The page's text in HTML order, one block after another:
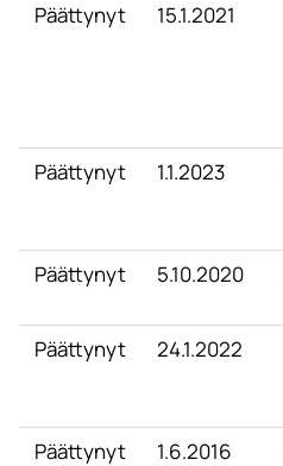
Päättynyt
15.1.2021
Päättynyt
1.1.2023
Päättynyt
5.10.2020
Päättynyt
24.1.2022
Päättynyt
1.6.2016